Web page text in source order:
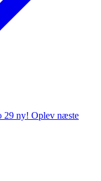
29 ny! Oplev næste